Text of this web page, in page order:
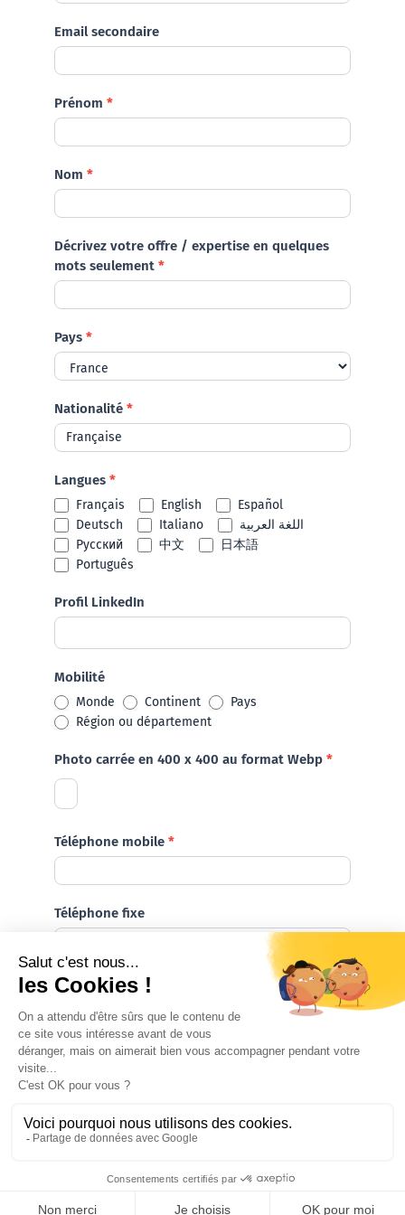
Email secondaire
Prénom *
Nom *
Décrivez votre offre / expertise en quelques
mots seulement *
Pays *
Nationalité *
Langues *
Français English
Español
Deutsch
Italiano
اللغة العربية
Русский
中文
日本語
Português
Profil LinkedIn
Mobilité
Monde Continent
Pays
Région ou département
Photo carrée en 400 x 400 au format Webp *
Téléphone mobile *
Téléphone fixe
*Champ obligatoire
Suivant